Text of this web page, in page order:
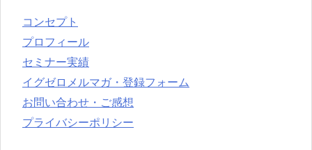
コンセプト
プロフィール
セミナー実績
イグゼロメルマガ・登録フォーム
お問い合わせ・ご感想
プライバシーポリシー